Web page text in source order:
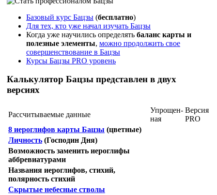
Базовый курс Бацзы (бесплатно)
Для тех, кто уже начал изучать Бацзы
Когда уже научились определять баланс карты и
полезные элементы, можно продолжить свое
совершенствование в Бацзы
Курсы Бацзы PRO уровень
Калькулятор Бацзы представлен в двух
версиях
Рассчитываемые данные
Упрощен­
ная
Версия
PRO
8 иероглифов карты Бацзы (цветные)
Личность (Господин Дня)
Возможность заменить иероглифы
аббревиатурами
Названия иероглифов, стихий,
полярность стихий
Скрытые небесные стволы